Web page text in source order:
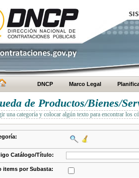
DNCP Marco Legal
de Productos/Bienes/
una categoría y colocar algún texto para encontrar los
Catálogo/Título:
items por Subasta: